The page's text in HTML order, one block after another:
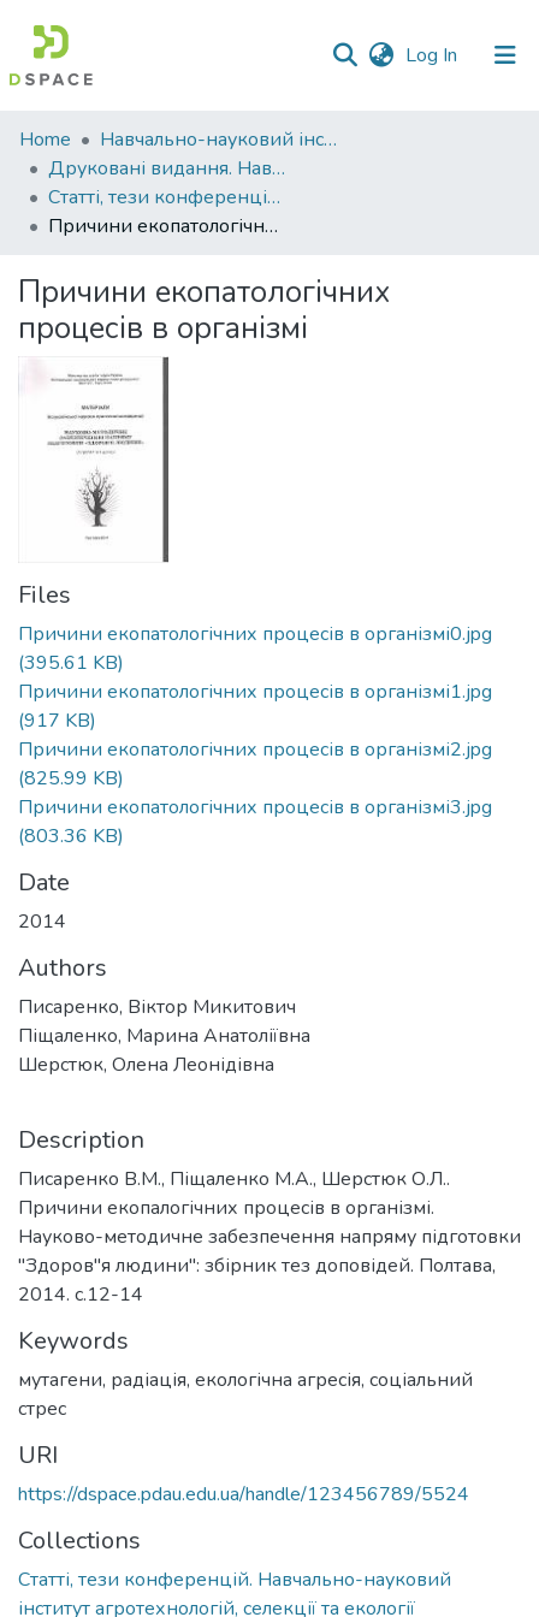
Log In (current)
Communities
&
Collections
All of DSpace
Statistics
Home
Навчально-науковий інститут агротехнологій, селекції та екології
Друковані видання. Навчально-науковий інститут агротехнологій, селекції та екології
Статті, тези конференцій. Навчально-науковий інститут агротехнологій, селекції та екології
Причини екопатологічних процесів в організмі
Причини екопатологічних
процесів в організмі
Files
Причини екопатологічних процесів в організмі0.jpg
(395.61 KB)
Причини екопатологічних процесів в організмі1.jpg
(917 KB)
Причини екопатологічних процесів в організмі2.jpg
(825.99 KB)
Причини екопатологічних процесів в організмі3.jpg
(803.36 KB)
Date
2014
Authors
Писаренко, Віктор Микитович
Піщаленко, Марина Анатоліївна
Шерстюк, Олена Леонідівна
Description
Писаренко В.М., Піщаленко М.А., Шерстюк О.Л..
Причини екопалогічних процесів в організмі.
Науково-методичне забезпечення напряму підготовки
"Здоров"я людини": збірник тез доповідей. Полтава,
2014. с.12-14
Keywords
мутагени, радіація, екологічна агресія, соціальний
стрес
URI
https://dspace.pdau.edu.ua/handle/123456789/5524
Collections
Статті, тези конференцій. Навчально-науковий
інститут агротехнологій, селекції та екології